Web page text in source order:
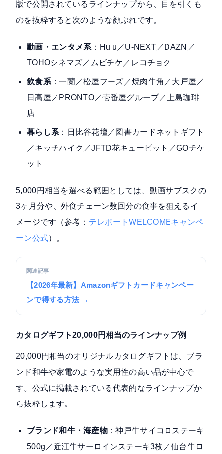
版で公開されているラインナップから、目を引くも
のを抜粋すると次のような顔ぶれです。
動画・エンタメ系 ：Hulu／U-NEXT／DAZN／
TOHOシネマズ／ムビチケ／レコチョク
飲食系：一蘭／松屋フーズ／焼肉牛角／大戸屋／
日高屋／PRONTO／壱番屋グループ／上島珈琲
店
暮らし系 ：日比谷花壇／図書カードネットギフト
／キッチハイク／JFTD花キューピット／GOチケ
ット
5,000円相当を選べる範囲としては、動画サブスクの
3ヶ月分や、外食チェーン数回分の食事を狙えるイ
メージです（参考： テレボートWELCOMEキャンペ
ーン公式）。
関連記事
【2026年最新】Amazonギフトカードキャンペー
ンで得する方法 →
カタログギフト20,000円相当のラインナップ例
20,000円相当のオリジナルカタログギフトは、ブラ
ンド和牛や家電のような実用性の高い品が中心で
す。公式に掲載されている代表的なラインナップか
ら抜粋します。
ブランド和牛・海産物 ：神戸牛サイコロステーキ
500g／近江牛サーロインステーキ3枚／仙台牛ロ